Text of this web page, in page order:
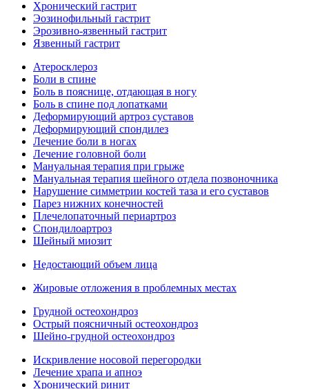
Хронический гастрит
Эозинофильный гастрит
Эрозивно-язвенный гастрит
Язвенный гастрит
Атеросклероз
Боли в спине
Боль в пояснице, отдающая в ногу
Боль в спине под лопатками
Деформирующий артроз суставов
Деформирующий спондилез
Лечение боли в ногах
Лечение головной боли
Мануальная терапия при грыже
Мануальная терапия шейного отдела позвоночника
Нарушение симметрии костей таза и его суставов
Парез нижних конечностей
Плечелопаточный периартроз
Спондилоартроз
Шейный миозит
Недостающий объем лица
Жировые отложения в проблемных местах
Грудной остеохондроз
Острый поясничный остеохондроз
Шейно-грудной остеохондроз
Искривление носовой перегородки
Лечение храпа и апноэ
Хронический ринит